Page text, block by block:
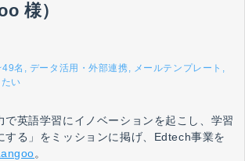
様）
名 データ活用・外部連携
メールテンプレート
い
で英語学習にイノベーションを起こし、学習
する」をミッションに掲げ、Edtech事業を
。